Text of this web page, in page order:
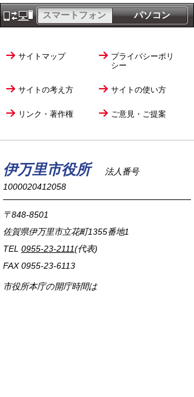
パソコン
スマートフォン
サイトマップ
プライバシーポリ
シー
サイトの考え方 サイトの使い方
リンク・著作権 ご意見・ご提案
伊万里市役所
法人番号
1000020412058
〒848-8501
佐賀県伊万里市立花町1355番地1
TEL 0955-23-2111(代表)
FAX 0955-23-6113
市役所本庁の開庁時間は